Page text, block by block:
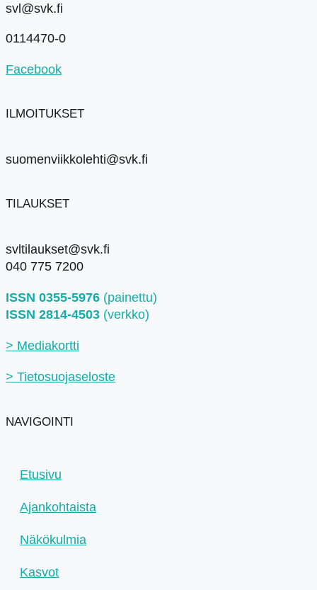
svl@svk.fi
0114470-0
Facebook
ILMOITUKSET
suomenviikkolehti@svk.fi
TILAUKSET
svltilaukset@svk.fi
040 775 7200
ISSN 0355-5976 (painettu)
ISSN 2814-4503 (verkko)
> Mediakortti
> Tietosuojaseloste
NAVIGOINTI
Etusivu
Ajankohtaista
Näkökulmia
Kasvot